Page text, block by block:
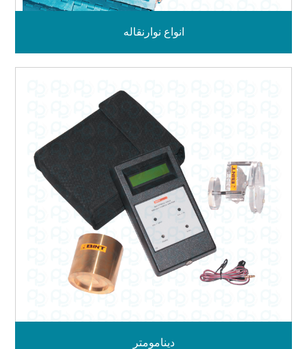
انواع نوارنقاله
دینامومتر